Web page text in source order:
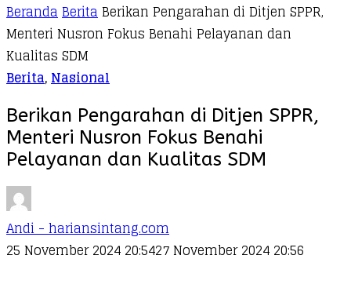
BerandaBeritaBerikan Pengarahan di Ditjen SPPR,
Menteri Nusron Fokus Benahi Pelayanan dan
Kualitas SDM
Berita,Nasional
Berikan Pengarahan di Ditjen SPPR,
Menteri Nusron Fokus Benahi
Pelayanan dan Kualitas SDM
Andi - hariansintang.com
25 November 2024 20:5427 November 2024 20:56